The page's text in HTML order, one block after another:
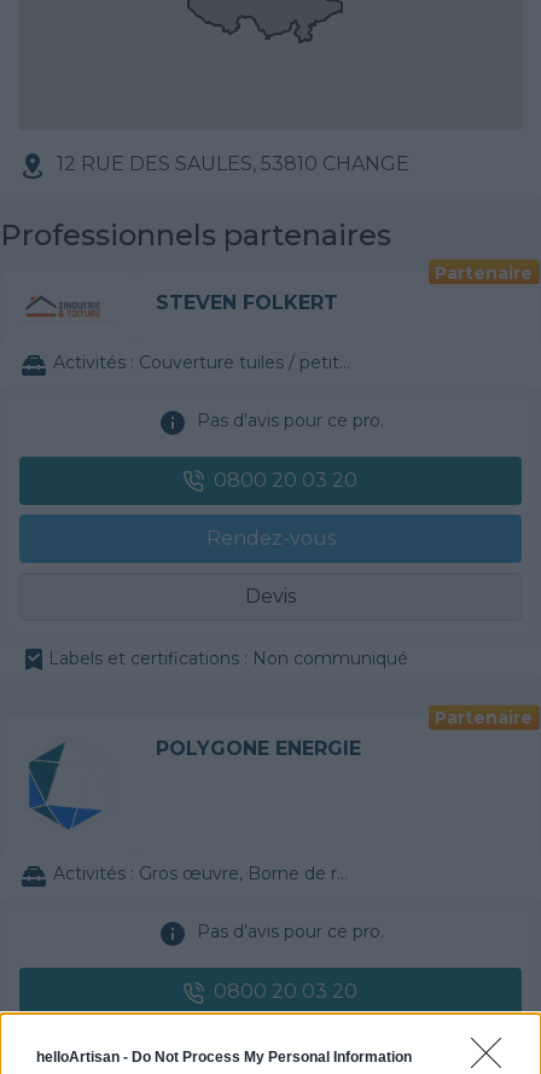
helloArtisan - Do Not Process My Personal Information
12 RUE DES SAULES, 53810 CHANGE
Professionnels partenaires
Partenaire
STEVEN FOLKERT
Activités : Couverture tuiles / petits éléments
Pas d'avis pour ce pro.
0800 20 03 20
Rendez-vous
Devis
Labels et certifications : Non communiqué
Partenaire
POLYGONE ENERGIE
Activités : Gros œuvre, Borne de recharge
Pas d'avis pour ce pro.
0800 20 03 20
Devis